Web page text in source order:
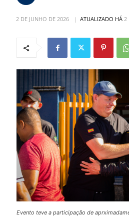
2 DE JUNHO DE 2026 ATUALIZADO HÁ 2
Evento teve a participação de